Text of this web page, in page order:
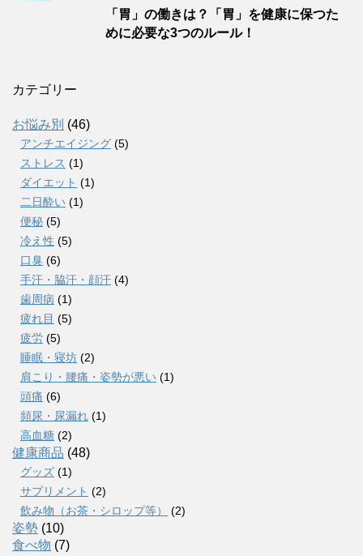
「胃」の働きは？「胃」を健康に保つた
めに必要な3つのルール！
カテゴリー
お悩み別 (46)
アンチエイジング (5)
ストレス (1)
ダイエット (1)
二日酔い (1)
便秘 (5)
冷え性 (5)
口臭 (6)
手汗・脇汗・顔汗 (4)
歯周病 (1)
疲れ目 (5)
疲労 (5)
睡眠・寝坊 (2)
肩こり・腰痛・姿勢が悪い (1)
頭痛 (6)
頻尿・尿漏れ (1)
高血糖 (2)
健康商品 (48)
グッズ (1)
サプリメント (2)
飲み物（お茶・シロップ等）
(2)
姿勢 (10)
食べ物 (7)